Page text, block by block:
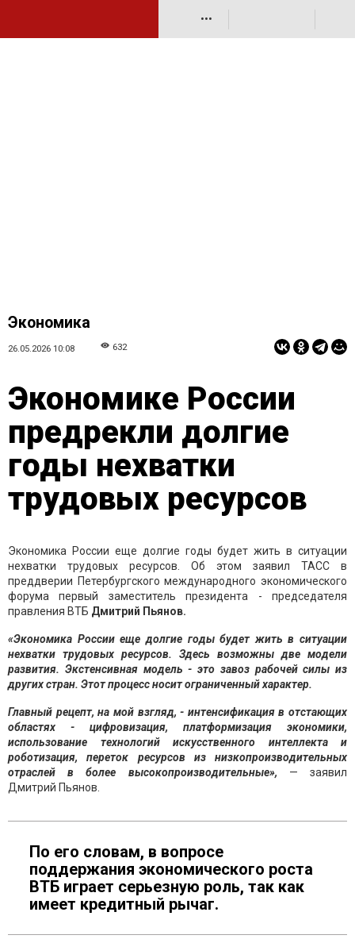
•••
Экономика
26.05.2026 10:08 632
Экономике России
предрекли долгие
годы нехватки
трудовых ресурсов
Экономика России еще долгие годы будет жить в ситуации
нехватки трудовых ресурсов. Об этом заявил ТАСС в
преддверии Петербургского международного экономического
форума первый заместитель президента - председателя
правления ВТБ Дмитрий Пьянов.
«Экономика России еще долгие годы будет жить в ситуации
нехватки трудовых ресурсов. Здесь возможны две модели
развития. Экстенсивная модель - это завоз рабочей силы из
других стран. Этот процесс носит ограниченный характер.
Главный рецепт, на мой взгляд, - интенсификация в отстающих
областях - цифровизация, платформизация экономики,
использование технологий искусственного интеллекта и
роботизация, переток ресурсов из низкопроизводительных
отраслей в более высокопроизводительные», — заявил
Дмитрий Пьянов.
По его словам, в вопросе
поддержания экономического роста
ВТБ играет серьезную роль, так как
имеет кредитный рычаг.